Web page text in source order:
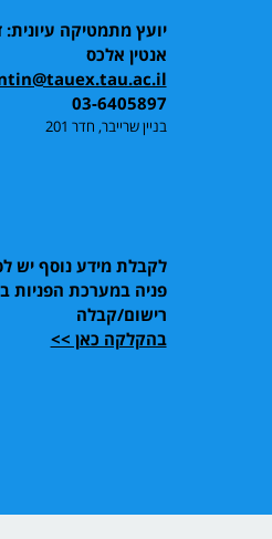
יועץ מתמטיקה עיונית:
אנטין אלכס
03-6405897
בניין שרייבר, חדר 201
לקבלת מידע נוסף יש
פניה במערכת הפניות
רישום/קבלה
בהקלקה כאן >>